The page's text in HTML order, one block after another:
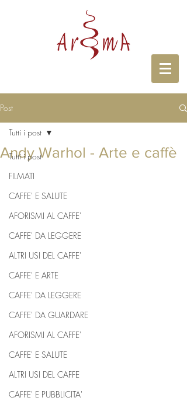
Post
Tutti i post
FILMATI
CAFFE' E SALUTE
AFORISMI AL CAFFE'
CAFFE' DA LEGGERE
ALTRI USI DEL CAFFE'
CAFFE' E ARTE
CAFFE' DA LEGGERE
CAFFE' DA GUARDARE
AFORISMI AL CAFFE'
CAFFE' E SALUTE
ALTRI USI DEL CAFFE
CAFFE' E PUBBLICITA'
Tutti i post
Andy Warhol - Arte e caffè